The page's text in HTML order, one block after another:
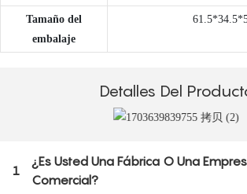
Tamaño del
embalaje
Detalles Del
1
¿Es Usted Una Fábrica O Una
Comercial?